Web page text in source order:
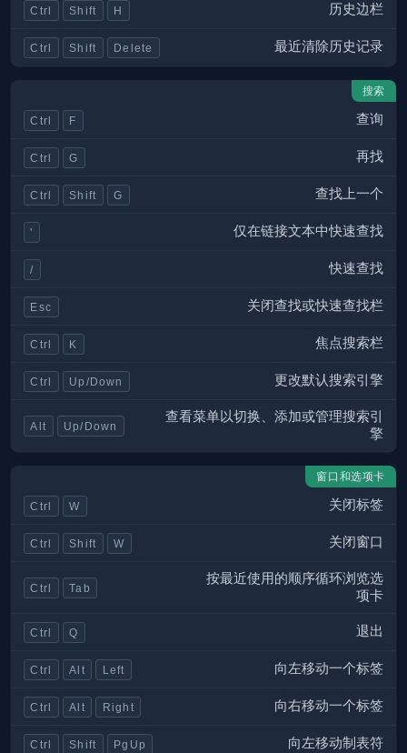
Ctrl Shift H 历史边栏
Ctrl Shift Delete 最近清除历史记录
搜索
Ctrl F 查询
Ctrl G 再找
Ctrl Shift G 查找上一个
' 仅在链接文本中快速查找
/ 快速查找
Esc 关闭查找或快速查找栏
Ctrl K 焦点搜索栏
Ctrl Up/Down 更改默认搜索引擎
Alt Up/Down
查看菜单以切换、添加或管理搜索引
擎
窗口和选项卡
Ctrl W 关闭标签
Ctrl Shift W 关闭窗口
Ctrl Tab
按最近使用的顺序循环浏览选
项卡
Ctrl Q 退出
Ctrl Alt Left 向左移动一个标签
Ctrl Alt Right 向右移动一个标签
Ctrl Shift PgUp 向左移动制表符